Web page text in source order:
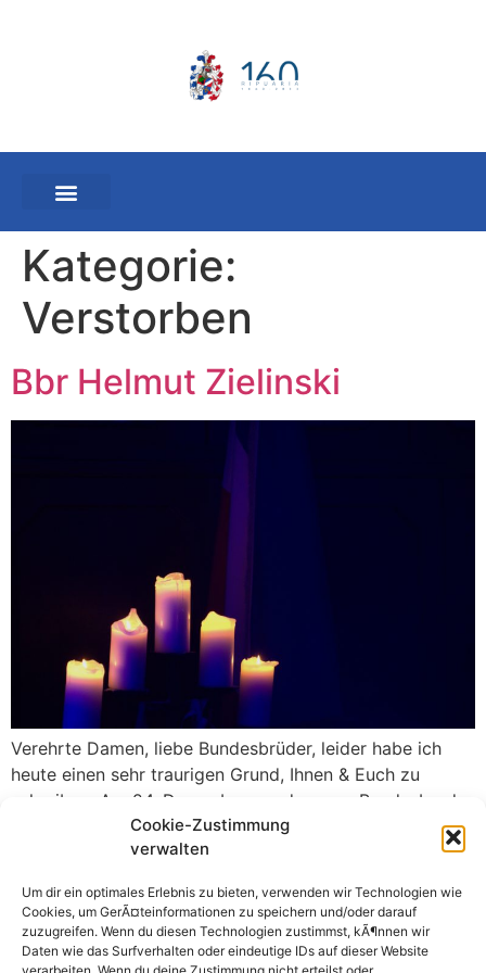
Cookie-Zustimmung
verwalten
Um dir ein optimales Erlebnis zu bieten, verwenden wir Technologien wie
Cookies, um GerÃ¤teinformationen zu speichern und/oder darauf
zuzugreifen. Wenn du diesen Technologien zustimmst, kÃ¶nnen wir
Daten wie das Surfverhalten oder eindeutige IDs auf dieser Website
Kategorie:
Verstorben
Bbr Helmut Zielinski
Verehrte Damen, liebe Bundesbrüder, leider habe ich
heute einen sehr traurigen Grund, Ihnen & Euch zu
schreiben. Am 24. Dezember wurde unser Bundesbruder
Mons. Helmut Zielinski von seinem schweren Leiden
erlöst und zu unserem Herrn gerufen. Er starb letztlich
Solingen. Die Verdienste, die sich Bbr […]